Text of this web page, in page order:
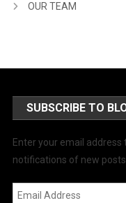
OUR TEAM
SUBSCRIBE TO
Enter your email
notifications of new
Email